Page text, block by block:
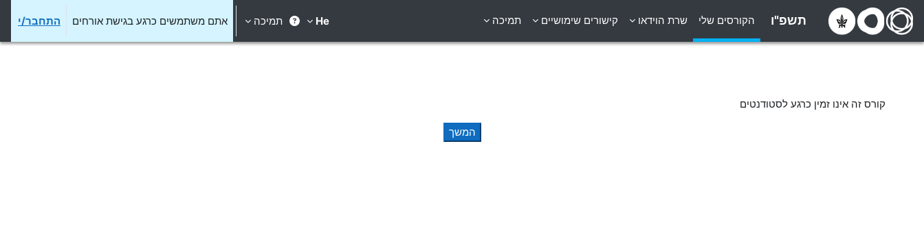
דילוג לתוכן הראשי
תשפ"ו הקורסים שלי שרת הוידאו קישורים שימושיים תמיכה He תמיכה אתם משתמשים כרגע בגישת אורחים התחבר/י
קורס זה אינו זמין כרגע לסטודנטים
המשך